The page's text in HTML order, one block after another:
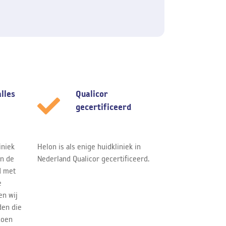
de
met
wij
die
Qualicor
gecertificeerd
Helon is als enige huidkliniek in
Nederland Qualicor gecertificeerd.